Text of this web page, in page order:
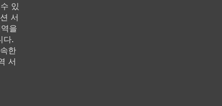
있
서
을
다.
한
서